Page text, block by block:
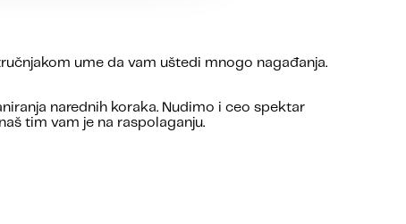
ume da vam uštedi mnogo nagađanja.
narednih koraka. Nudimo i ceo spektar
tim vam je na raspolaganju.